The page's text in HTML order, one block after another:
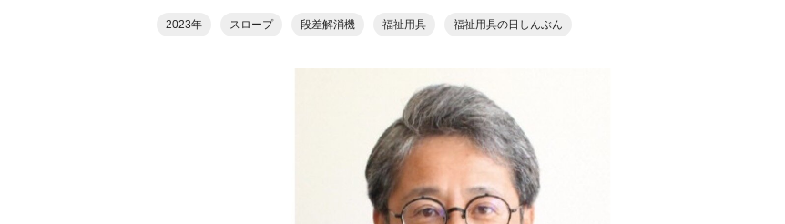
2023年 スロープ 段差解消機 福祉用具 福祉用具の日しんぶん